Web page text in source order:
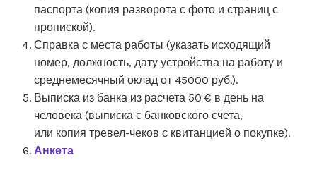
паспорта (копия разворота с фото и страниц с
пропиской).
Справка с места работы (указать исходящий
номер, должность, дату устройства на работу и
среднемесячный оклад от 45000 руб.).
Выписка из банка из расчета 50 € в день на
человека (выписка с банковского счета,
или копия тревел-чеков с квитанцией о покупке).
Анкета